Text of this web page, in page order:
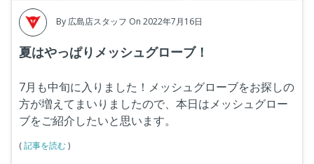
By広島店スタッフ On 2022年7月16日
夏はやっぱりメッシュグローブ！
7月も中旬に入りました！メッシュグローブをお探しの
方が増えてまいりましたので、本日はメッシュグロー
ブをご紹介したいと思います。
(記事を読む)